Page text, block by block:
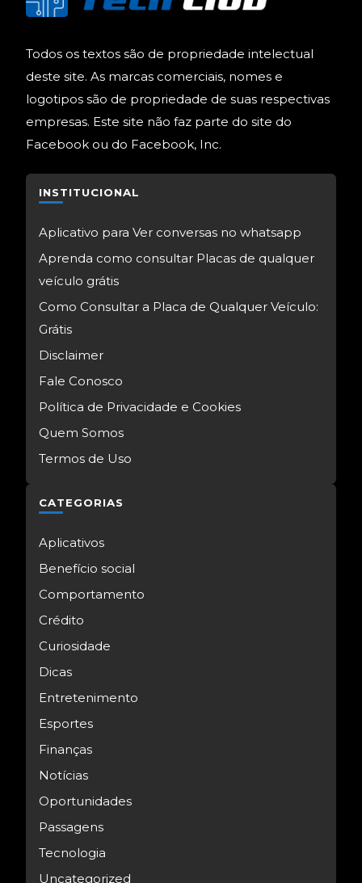
Todos os textos são de propriedade intelectual
deste site. As marcas comerciais, nomes e
logotipos são de propriedade de suas respectivas
empresas. Este site não faz parte do site do
Facebook ou do Facebook, Inc.
INSTITUCIONAL
Aplicativo para Ver conversas no whatsapp
Aprenda como consultar Placas de qualquer
veículo grátis
Como Consultar a Placa de Qualquer Veículo:
Grátis
Disclaimer
Fale Conosco
Política de Privacidade e Cookies
Quem Somos
Termos de Uso
CATEGORIAS
Aplicativos
Benefício social
Comportamento
Crédito
Curiosidade
Dicas
Entretenimento
Esportes
Finanças
Notícias
Oportunidades
Passagens
Tecnologia
Uncategorized